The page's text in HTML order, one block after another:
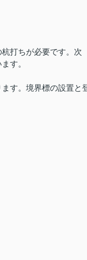
打ちが必要です。次
す。
す。境界標の設置と